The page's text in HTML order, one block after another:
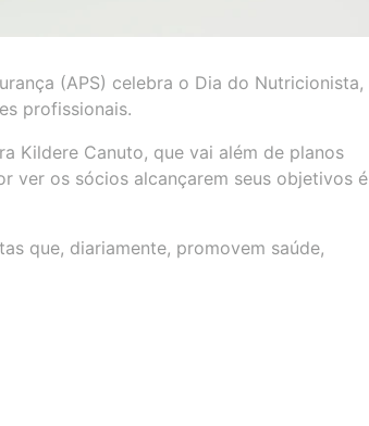
(APS) celebra o Dia do Nutricionista,
profissionais.
Kildere Canuto, que vai além de planos
ver os sócios alcançarem seus objetivos é
que, diariamente, promovem saúde,